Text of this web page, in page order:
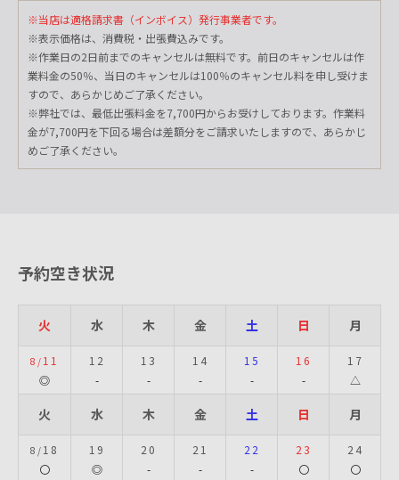
※当店は適格請求書（インボイス）発行事業者です。
※表示価格は、消費税・出張費込みです。
※作業日の2日前までのキャンセルは無料です。前日のキャンセルは作
業料金の50％、当日のキャンセルは100％のキャンセル料を申し受けま
すので、あらかじめご了承ください。
※弊社では、最低出張料金を7,700円からお受けしております。作業料
金が7,700円を下回る場合は差額分をご請求いたしますので、あらかじ
めご了承ください。
予約空き状況
火 水 木 金 土 日 月
8/ 11
◎
12
-
13
-
14
-
15
-
16
-
17
△
火 水 木 金 土 日 月
8/ 18
〇
19
◎
20
-
21
-
22
-
23
〇
24
〇